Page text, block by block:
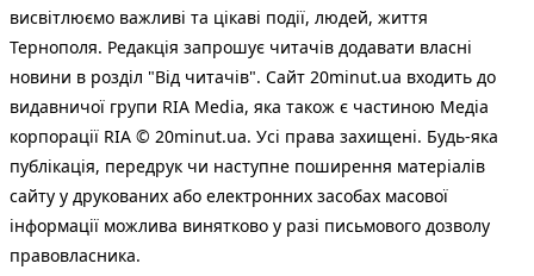
висвітлюємо важливі та цікаві події, людей, життя
Тернополя. Редакція запрошує читачів додавати власні
новини в розділ "Від читачів". Сайт 20minut.ua входить до
видавничої групи RIA Media, яка також є частиною Медіа
корпорації RIA © 20minut.ua. Усі права захищені. Будь-яка
публiкацiя, передрук чи наступне поширення матеріалів
сайту у друкованих або електронних засобах масової
інформації можлива винятково у разі письмового дозволу
правовласника.